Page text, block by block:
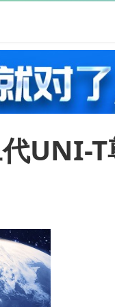
UNI-T